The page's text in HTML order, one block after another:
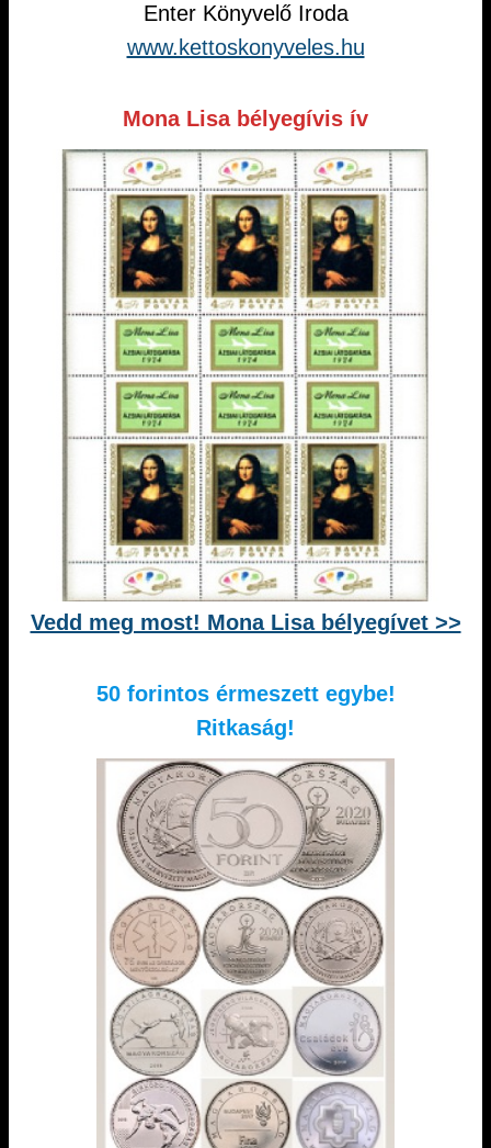
Enter Könyvelő Iroda
www.kettoskonyveles.hu
Mona Lisa bélyegívis ív
Vedd meg most! Mona Lisa bélyegívet >>
50 forintos érmeszett egybe!
Ritkaság!